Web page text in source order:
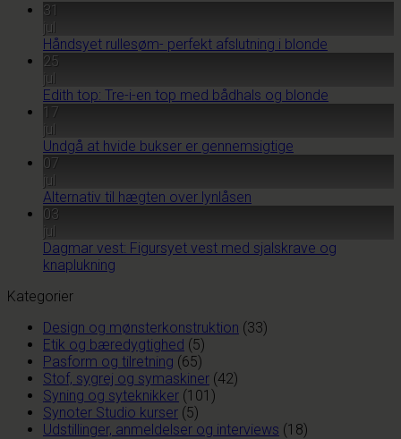
31
jul
Håndsyet rullesøm- perfekt afslutning i blonde
25
jul
Edith top: Tre-i-en top med bådhals og blonde
17
jul
Undgå at hvide bukser er gennemsigtige
07
jul
Alternativ til hægten over lynlåsen
03
jul
Dagmar vest: Figursyet vest med sjalskrave og
knaplukning
Kategorier
Design og mønsterkonstruktion (33)
Etik og bæredygtighed (5)
Pasform og tilretning (65)
Stof, sygrej og symaskiner (42)
Syning og syteknikker (101)
Synoter Studio kurser (5)
Udstillinger, anmeldelser og interviews (18)